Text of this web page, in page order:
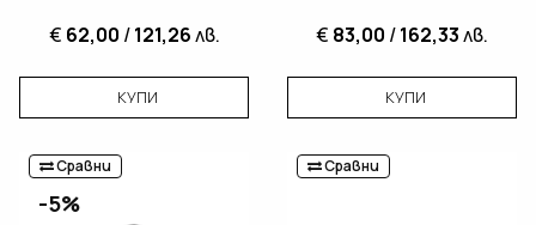
€ 62,00 /121,26лв.
КУПИ
€ 83,00 /162,33лв.
КУПИ
Сравни
-5%
Сравни